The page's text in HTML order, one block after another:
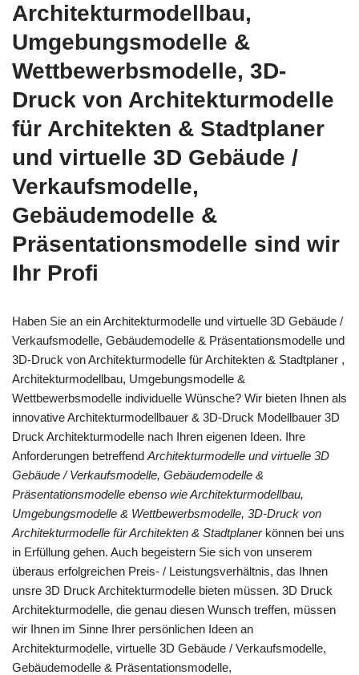
Architekturmodellbau,
Umgebungsmodelle &
Wettbewerbsmodelle, 3D-
Druck von Architekturmodelle
für Architekten & Stadtplaner
und virtuelle 3D Gebäude /
Verkaufsmodelle,
Gebäudemodelle &
Präsentationsmodelle sind wir
Ihr Profi
Haben Sie an ein Architekturmodelle und virtuelle 3D Gebäude /
Verkaufsmodelle, Gebäudemodelle & Präsentationsmodelle und
3D-Druck von Architekturmodelle für Architekten & Stadtplaner ,
Architekturmodellbau, Umgebungsmodelle &
Wettbewerbsmodelle individuelle Wünsche? Wir bieten Ihnen als
innovative Architekturmodellbauer & 3D-Druck Modellbauer 3D
Druck Architekturmodelle nach Ihren eigenen Ideen. Ihre
Anforderungen betreffend Architekturmodelle und virtuelle 3D
Gebäude / Verkaufsmodelle, Gebäudemodelle &
Präsentationsmodelle ebenso wie Architekturmodellbau,
Umgebungsmodelle & Wettbewerbsmodelle, 3D-Druck von
Architekturmodelle für Architekten & Stadtplaner können bei uns
in Erfüllung gehen. Auch begeistern Sie sich von unserem
überaus erfolgreichen Preis- / Leistungsverhältnis, das Ihnen
unsre 3D Druck Architekturmodelle bieten müssen. 3D Druck
Architekturmodelle, die genau diesen Wunsch treffen, müssen
wir Ihnen im Sinne Ihrer persönlichen Ideen an
Architekturmodelle, virtuelle 3D Gebäude / Verkaufsmodelle,
Gebäudemodelle & Präsentationsmodelle,